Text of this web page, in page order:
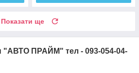
Показати ще
"АВТО ПРАЙМ" тел - 093-054-04-